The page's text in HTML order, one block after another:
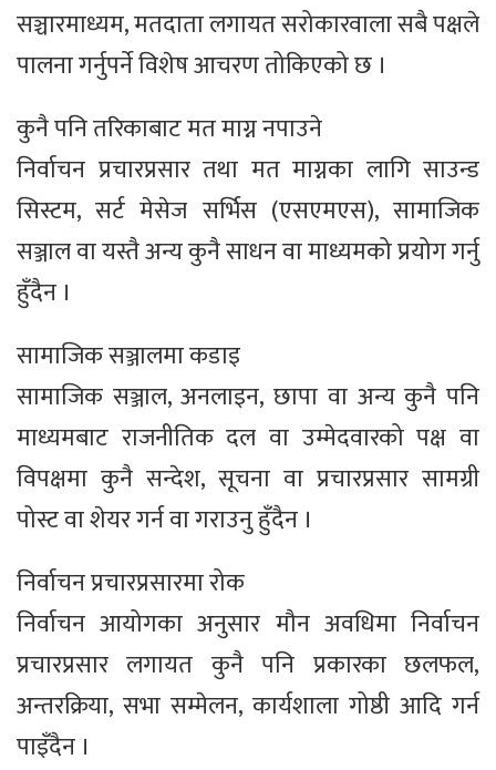
सञ्चारमाध्यम, मतदाता लगायत सरोकारवाला सबै पक्षले
पालना गर्नुपर्ने विशेष आचरण तोकिएको छ ।
कुनै पनि तरिकाबाट मत माग्न नपाउने
निर्वाचन प्रचारप्रसार तथा मत माग्नका लागि साउन्ड
सिस्टम, सर्ट मेसेज सर्भिस (एसएमएस), सामाजिक
सञ्जाल वा यस्तै अन्य कुनै साधन वा माध्यमको प्रयोग गर्नु
हुँदैन ।
सामाजिक सञ्जालमा कडाइ
सामाजिक सञ्जाल, अनलाइन, छापा वा अन्य कुनै पनि
माध्यमबाट राजनीतिक दल वा उम्मेदवारको पक्ष वा
विपक्षमा कुनै सन्देश, सूचना वा प्रचारप्रसार सामग्री
पोस्ट वा शेयर गर्न वा गराउनु हुँदैन ।
निर्वाचन प्रचारप्रसारमा रोक
निर्वाचन आयोगका अनुसार मौन अवधिमा निर्वाचन
प्रचारप्रसार लगायत कुनै पनि प्रकारका छलफल,
अन्तरक्रिया, सभा सम्मेलन, कार्यशाला गोष्ठी आदि गर्न
पाइँदैन ।